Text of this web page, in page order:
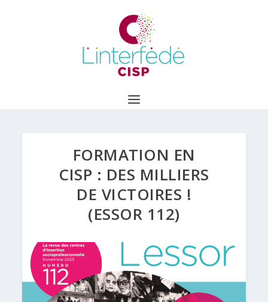
FORMATION EN
CISP : DES MILLIERS
DE VICTOIRES !
(ESSOR 112)